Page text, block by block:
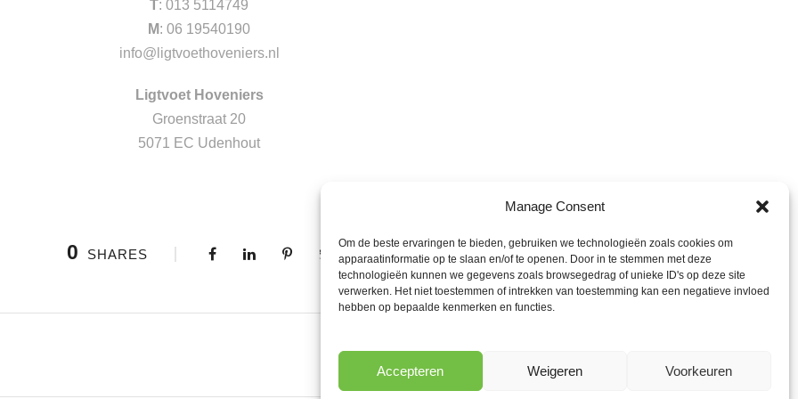
Manage Consent
Om de beste ervaringen te bieden, gebruiken we technologieën zoals cookies om
apparaatinformatie op te slaan en/of te openen. Door in te stemmen met deze
technologieën kunnen we gegevens zoals browsegedrag of unieke ID's op deze site
verwerken. Het niet toestemmen of intrekken van toestemming kan een negatieve invloed
hebben op bepaalde kenmerken en functies.
Accepteren Weigeren Voorkeuren
T: 013 5114749
M : 06 19540190
info@ligtvoethoveniers.nl
Ligtvoet Hoveniers
Groenstraat 20
5071 EC Udenhout
0 SHARES